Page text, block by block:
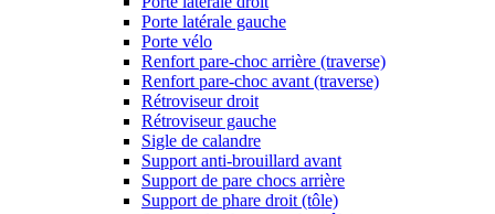
Porte latérale gauche
Porte vélo
Renfort pare-choc arrière (traverse)
Renfort pare-choc avant (traverse)
Rétroviseur droit
Rétroviseur gauche
Sigle de calandre
Support anti-brouillard avant
Support de pare chocs arrière
Support de phare droit (tôle)